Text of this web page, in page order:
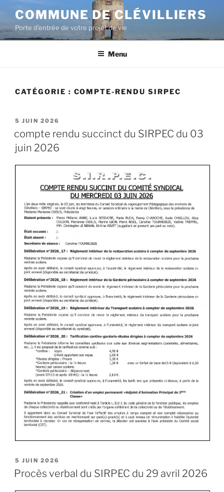
COMMUNE DE CLÉVILLIERS
Porte d'entrée de votre projet de vie
Menu
CATÉGORIE : COMPTE-RENDU SIRPEC
5 JUIN 2026
compte rendu succinct du SIRPEC du 03
juin 2026
5 JUIN 2026
Procès verbal du SIRPEC du 29 avril 2026